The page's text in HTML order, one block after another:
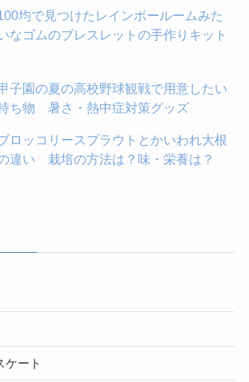
均で見つけたレインボールームみた
なゴムのブレスレットの手作りキット
子園の夏の高校野球観戦で用意したい
ち物 暑さ・熱中症対策グッズ
ロッコリースプラウトとかいわれ大根
違い 栽培の方法は？味・栄養は？
ケート